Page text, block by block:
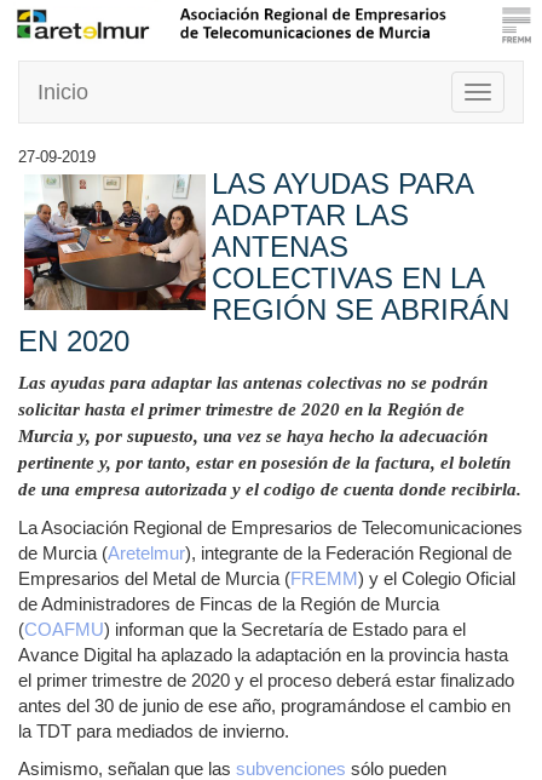
Toggle
Inicio
27-09-2019
LAS AYUDAS PARA
ADAPTAR LAS
ANTENAS
COLECTIVAS EN LA
REGIÓN SE ABRIRÁN
EN 2020
Las ayudas para adaptar las antenas colectivas no se podrán
solicitar hasta el primer trimestre de 2020 en la Región de
Murcia y, por supuesto, una vez se haya hecho la adecuación
pertinente y, por tanto, estar en posesión de la factura, el boletín
de una empresa autorizada y el codigo de cuenta donde recibirla.
La Asociación Regional de Empresarios de Telecomunicaciones
de Murcia (Aretelmur), integrante de la Federación Regional de
Empresarios del Metal de Murcia (FREMM) y el Colegio Oficial
de Administradores de Fincas de la Región de Murcia
(COAFMU) informan que la Secretaría de Estado para el
Avance Digital ha aplazado la adaptación en la provincia hasta
el primer trimestre de 2020 y el proceso deberá estar finalizado
antes del 30 de junio de ese año, programándose el cambio en
la TDT para mediados de invierno.
Asimismo, señalan que las subvenciones sólo pueden